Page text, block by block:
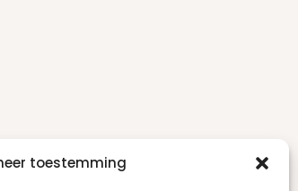
toestemming